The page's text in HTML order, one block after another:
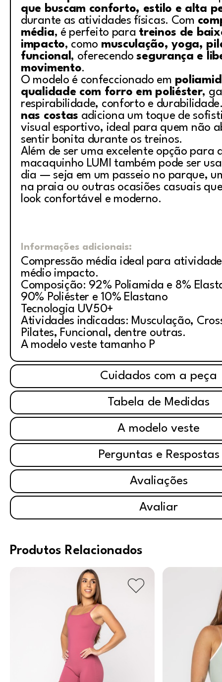
que buscam conforto, estilo e alta
durante as atividades físicas. Com
média, é perfeito para treinos de
impacto, como musculação, yoga,
funcional, oferecendosegurança e
movimento.
O modelo é confeccionado em
qualidade com forro em poliéster,
respirabilidade, conforto e
nas costas adiciona um toque de
visual esportivo, ideal para quem não
sentir bonita durante os treinos.
Além de ser uma excelente opção para
macaquinho LUMI também pode ser
dia — seja em um passeio no parque,
na praia ou outras ocasiões casuais
look confortável e moderno.
Informações adicionais:
Compressão média ideal para
médio impacto.
Composição: 92% Poliamida e 8%
90% Poliéster e 10% Elastano
Tecnologia UV50+
Atividades indicadas: Musculação,
Pilates, Funcional, dentre outras.
A modelo veste tamanho P
Cuidados com a peça
Tabela de Medidas
A modelo veste
Perguntas e Respostas
Avaliações
Avaliar
Produtos Relacionados